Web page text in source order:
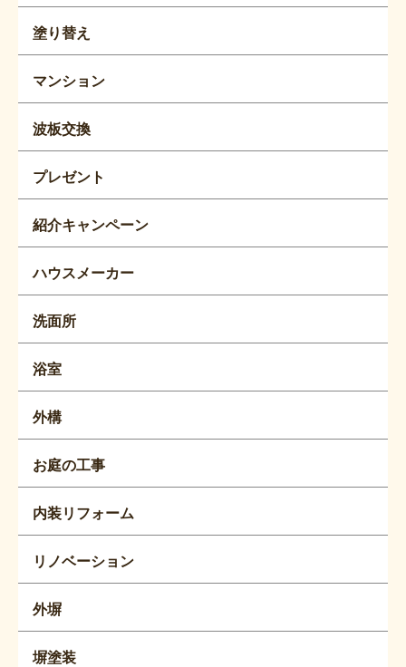
塗り替え
マンション
波板交換
プレゼント
紹介キャンペーン
ハウスメーカー
洗面所
浴室
外構
お庭の工事
内装リフォーム
リノベーション
外塀
塀塗装